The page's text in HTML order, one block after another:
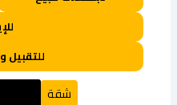
للتقبيل
شقة